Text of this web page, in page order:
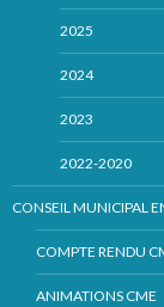
2025
2024
2023
2022-2020
CONSEIL MUNICIPAL
COMPTE RENDU
ANIMATIONS CME